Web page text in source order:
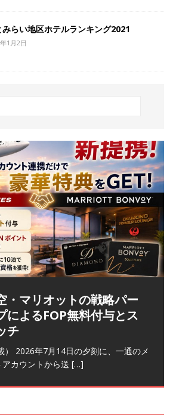
みらい地区ホテルランキング2021
1月2日
・マリオットの戦略パー
によるFOP無料付与とス
チ
） 2026年7月14日の夕刻に、一通のメ
カウントから送 […]
那覇空港 (2026/05)
） 2026年5月下旬の平日に那覇を訪れ
こちらのラウンジ
Lounge スワ
際空港国内線ラウンジ
） 2026年1月上旬にバンコク経由でチ
に利用した。 バン[…]
空港国際線ファースト
ジ (2026/01)
2026年1月、毎年恒例の新年の羽田
の際に再びこちらの[…]
ウェイズ スワンナプー
内線ラウンジ (2026/01)
2026年1月上旬にバンコク経由でチ
際に利用した。 今[…]